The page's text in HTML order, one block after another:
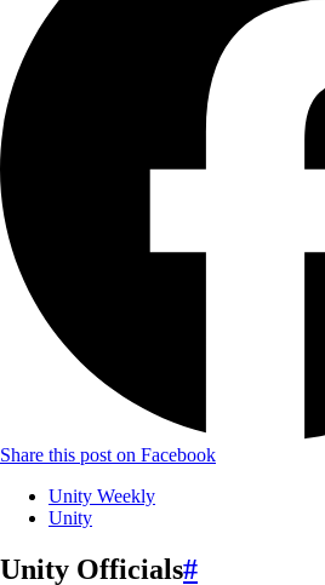
Share this post on Facebook
Unity Weekly
Unity
Unity Officials#